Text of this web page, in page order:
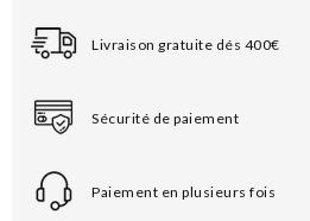
Livraison gratuite dés 400€
Sécurité de paiement
Paiement en plusieurs fois